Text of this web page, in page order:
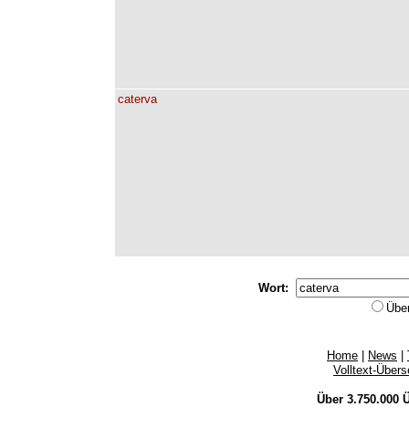
caterva
Wort:
Home News
Volltext-
Über 3.750.000